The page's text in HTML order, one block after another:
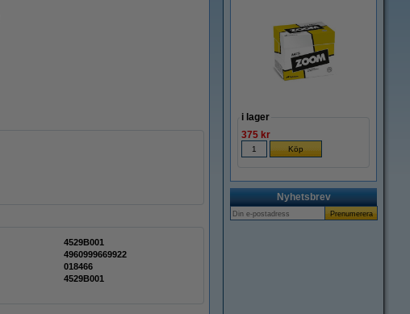
4529B001
4960999669922
018466
4529B001
i lager
375 kr
Nyhetsbrev